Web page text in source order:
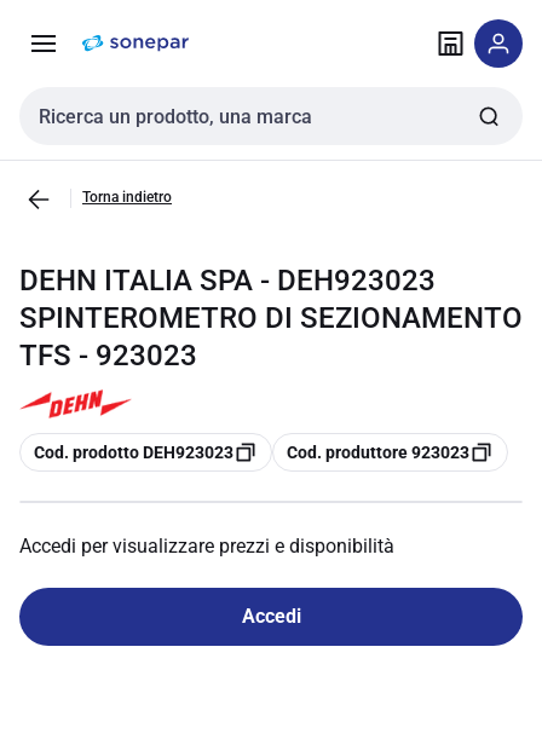
navigazione alla
Cerca input
Torna indietro
DEHN ITALIA SPA - DEH923023
SPINTEROMETRO DI SEZIONAMENTO
TFS - 923023
copia
Cod. prodotto DEH923023 copia
Cod. produttore 923023
Accedi per visualizzare prezzi e disponibilità
Accedi